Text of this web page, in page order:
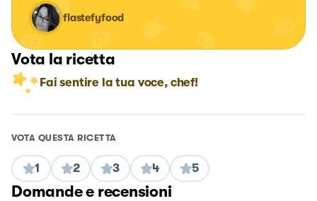
flastefyfood
Vota la ricetta
Fai sentire la tua voce, chef!
VOTA QUESTA RICETTA
1 2 3 4 5
Domande e recensioni